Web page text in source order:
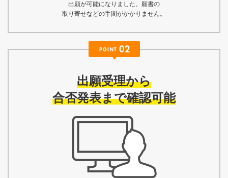
出願が可能になりました。願書の
取り寄せなどの手間がかかりません。
出願受理から
合否発表まで確認可能